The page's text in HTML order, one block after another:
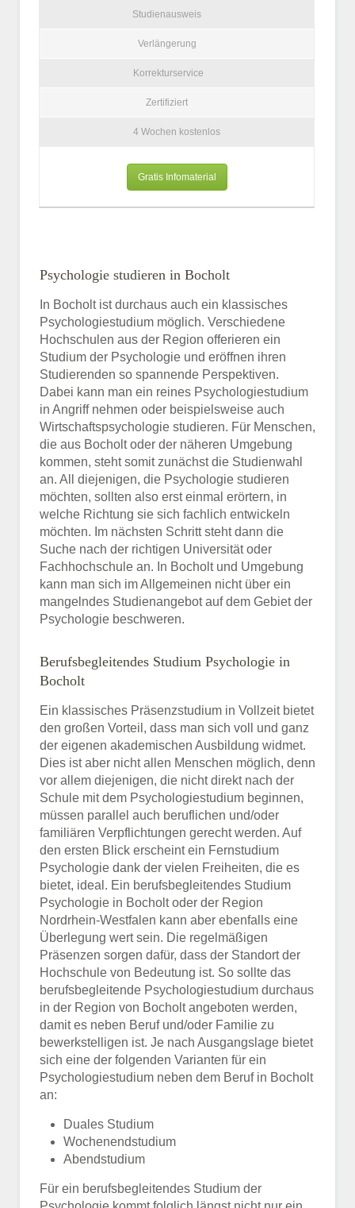
Studienausweis
Verlängerung
Korrekturservice
Zertifiziert
4 Wochen kostenlos
Gratis Infomaterial
Psychologie studieren in Bocholt
In Bocholt ist durchaus auch ein klassisches
Psychologiestudium möglich. Verschiedene
Hochschulen aus der Region offerieren ein
Studium der Psychologie und eröffnen ihren
Studierenden so spannende Perspektiven.
Dabei kann man ein reines Psychologiestudium
in Angriff nehmen oder beispielsweise auch
Wirtschaftspsychologie studieren. Für Menschen,
die aus Bocholt oder der näheren Umgebung
kommen, steht somit zunächst die Studienwahl
an. All diejenigen, die Psychologie studieren
möchten, sollten also erst einmal erörtern, in
welche Richtung sie sich fachlich entwickeln
möchten. Im nächsten Schritt steht dann die
Suche nach der richtigen Universität oder
Fachhochschule an. In Bocholt und Umgebung
kann man sich im Allgemeinen nicht über ein
mangelndes Studienangebot auf dem Gebiet der
Psychologie beschweren.
Berufsbegleitendes Studium Psychologie in
Bocholt
Ein klassisches Präsenzstudium in Vollzeit bietet
den großen Vorteil, dass man sich voll und ganz
der eigenen akademischen Ausbildung widmet.
Dies ist aber nicht allen Menschen möglich, denn
vor allem diejenigen, die nicht direkt nach der
Schule mit dem Psychologiestudium beginnen,
müssen parallel auch beruflichen und/oder
familiären Verpflichtungen gerecht werden. Auf
den ersten Blick erscheint ein Fernstudium
Psychologie dank der vielen Freiheiten, die es
bietet, ideal. Ein berufsbegleitendes Studium
Psychologie in Bocholt oder der Region
Nordrhein-Westfalen kann aber ebenfalls eine
Überlegung wert sein. Die regelmäßigen
Präsenzen sorgen dafür, dass der Standort der
Hochschule von Bedeutung ist. So sollte das
berufsbegleitende Psychologiestudium durchaus
in der Region von Bocholt angeboten werden,
damit es neben Beruf und/oder Familie zu
bewerkstelligen ist. Je nach Ausgangslage bietet
sich eine der folgenden Varianten für ein
Psychologiestudium neben dem Beruf in Bocholt
an:
Duales Studium
Wochenendstudium
Abendstudium
Für ein berufsbegleitendes Studium der